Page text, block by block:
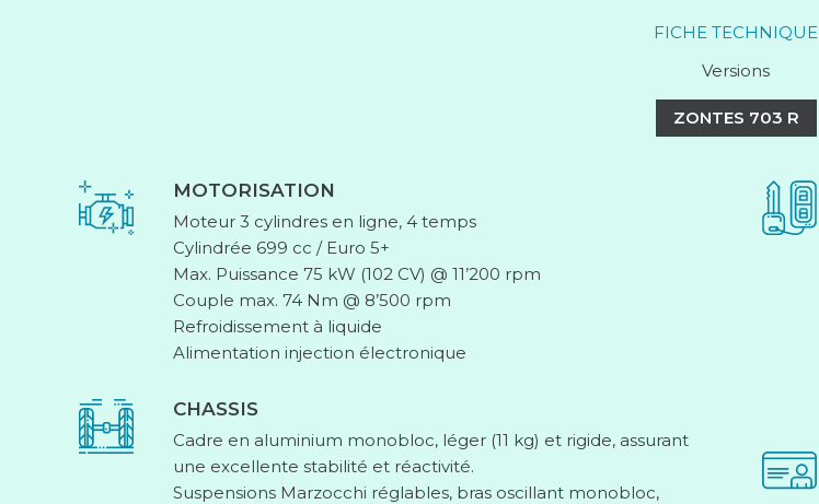
FICHE TECHNIQUE
Versions
ZONTES 703 R
MOTORISATION
Moteur 3 cylindres en ligne, 4 temps
Cylindrée 699 cc / Euro 5+
Max. Puissance 75 kW (102 CV) @ 11’200 rpm
Couple max. 74 Nm @ 8’500 rpm
Refroidissement à liquide
Alimentation injection électronique
CHASSIS
Cadre en aluminium monobloc, léger (11 kg) et rigide, assurant
une excellente stabilité et réactivité.
Suspensions Marzocchi réglables, bras oscillant monobloc,